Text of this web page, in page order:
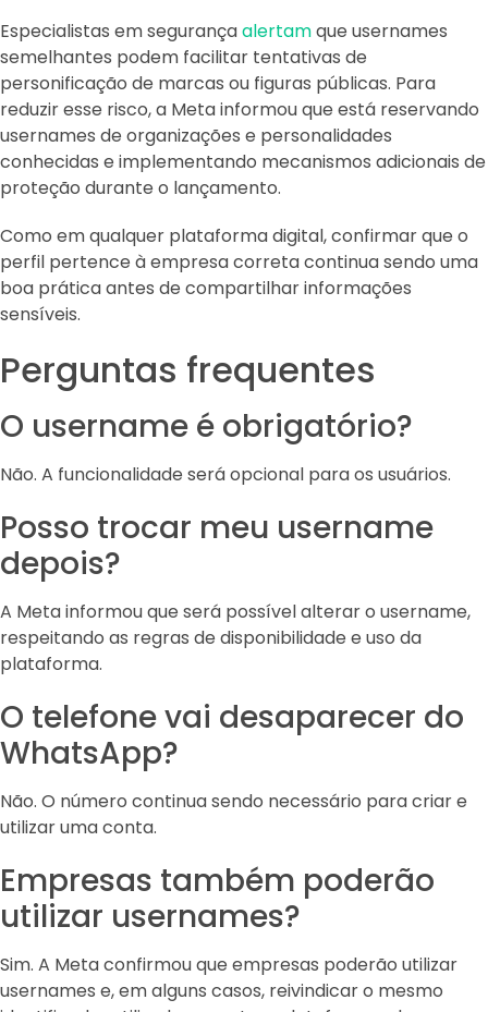
Especialistas em segurançaalertamque usernames
semelhantes podem facilitar tentativas de
personificação de marcas ou figuras públicas. Para
reduzir esse risco, a Meta informou que está reservando
usernames de organizações e personalidades
conhecidas e implementando mecanismos adicionais de
proteção durante o lançamento.
Como em qualquer plataforma digital, confirmar que o
perfil pertence à empresa correta continua sendo uma
boa prática antes de compartilhar informações
sensíveis.
Perguntas frequentes
O username é obrigatório?
Não. A funcionalidade será opcional para os usuários.
Posso trocar meu username
depois?
A Meta informou que será possível alterar o username,
respeitando as regras de disponibilidade e uso da
plataforma.
O telefone vai desaparecer do
WhatsApp?
Não. O número continua sendo necessário para criar e
utilizar uma conta.
Empresas também poderão
utilizar usernames?
Sim. A Meta confirmou que empresas poderão utilizar
usernames e, em alguns casos, reivindicar o mesmo